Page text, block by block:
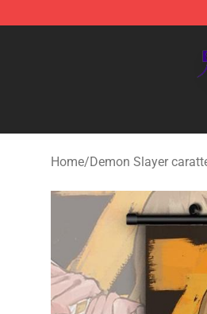
Kimetsu no Yaiba Store -
Home/Demon Slayer